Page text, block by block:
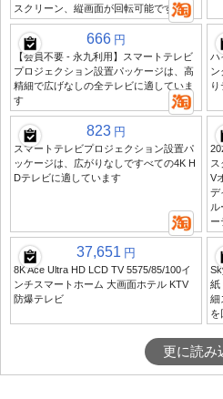
スクリーン、縦画面が回転可能です
666 円
【会員不要 - 永九利用】スマートテレビ
プロジェクション設置パッケージは、高
精細で広げなしの全テレビに適していま
す
ハ
ン
823 円
スマートテレビプロジェクション設置パ
ッケージは、広がりなしですべての4K H
Dテレビに適しています
ス
V
デ
ル
ー
37,651 円
8K Ace Ultra HD LCD TV 5575/85/100イ
ンチスマートホーム 大画面ホテル KTV
防爆テレビ
紙
細
を
更に読み